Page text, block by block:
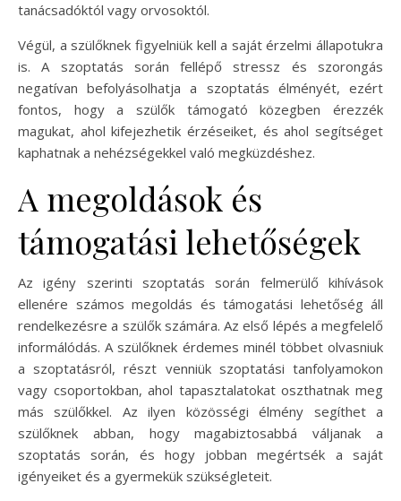
tanácsadóktól vagy orvosoktól.
Végül, a szülőknek figyelniük kell a saját érzelmi állapotukra
is. A szoptatás során fellépő stressz és szorongás
negatívan befolyásolhatja a szoptatás élményét, ezért
fontos, hogy a szülők támogató közegben érezzék
magukat, ahol kifejezhetik érzéseiket, és ahol segítséget
kaphatnak a nehézségekkel való megküzdéshez.
A megoldások és
támogatási lehetőségek
Az igény szerinti szoptatás során felmerülő kihívások
ellenére számos megoldás és támogatási lehetőség áll
rendelkezésre a szülők számára. Az első lépés a megfelelő
informálódás. A szülőknek érdemes minél többet olvasniuk
a szoptatásról, részt venniük szoptatási tanfolyamokon
vagy csoportokban, ahol tapasztalatokat oszthatnak meg
más szülőkkel. Az ilyen közösségi élmény segíthet a
szülőknek abban, hogy magabiztosabbá váljanak a
szoptatás során, és hogy jobban megértsék a saját
igényeiket és a gyermekük szükségleteit.